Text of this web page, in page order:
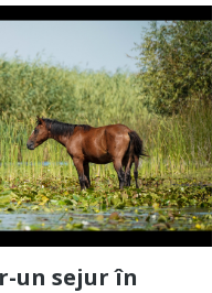
un sejur în